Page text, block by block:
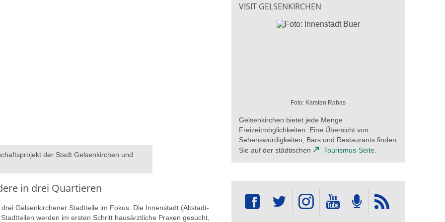
der Stadt Gelsenkirchen und
in drei Quartieren
Gelsenkirchener Stadtteile im Fokus: Die Innenstadt (Altstadt-
werden im ersten Schritt hausärztliche Praxen gesucht,
VISIT GELSENKIRCHEN
Foto: Karsten Rabas
Gelsenkirchen bietet jede Menge
Freizeitmöglichkeiten. Eine Übersicht von
Sehenswürdigkeiten, Bars und Restaurants finden
Sie auf der städtischen
Tourismus-Seite.